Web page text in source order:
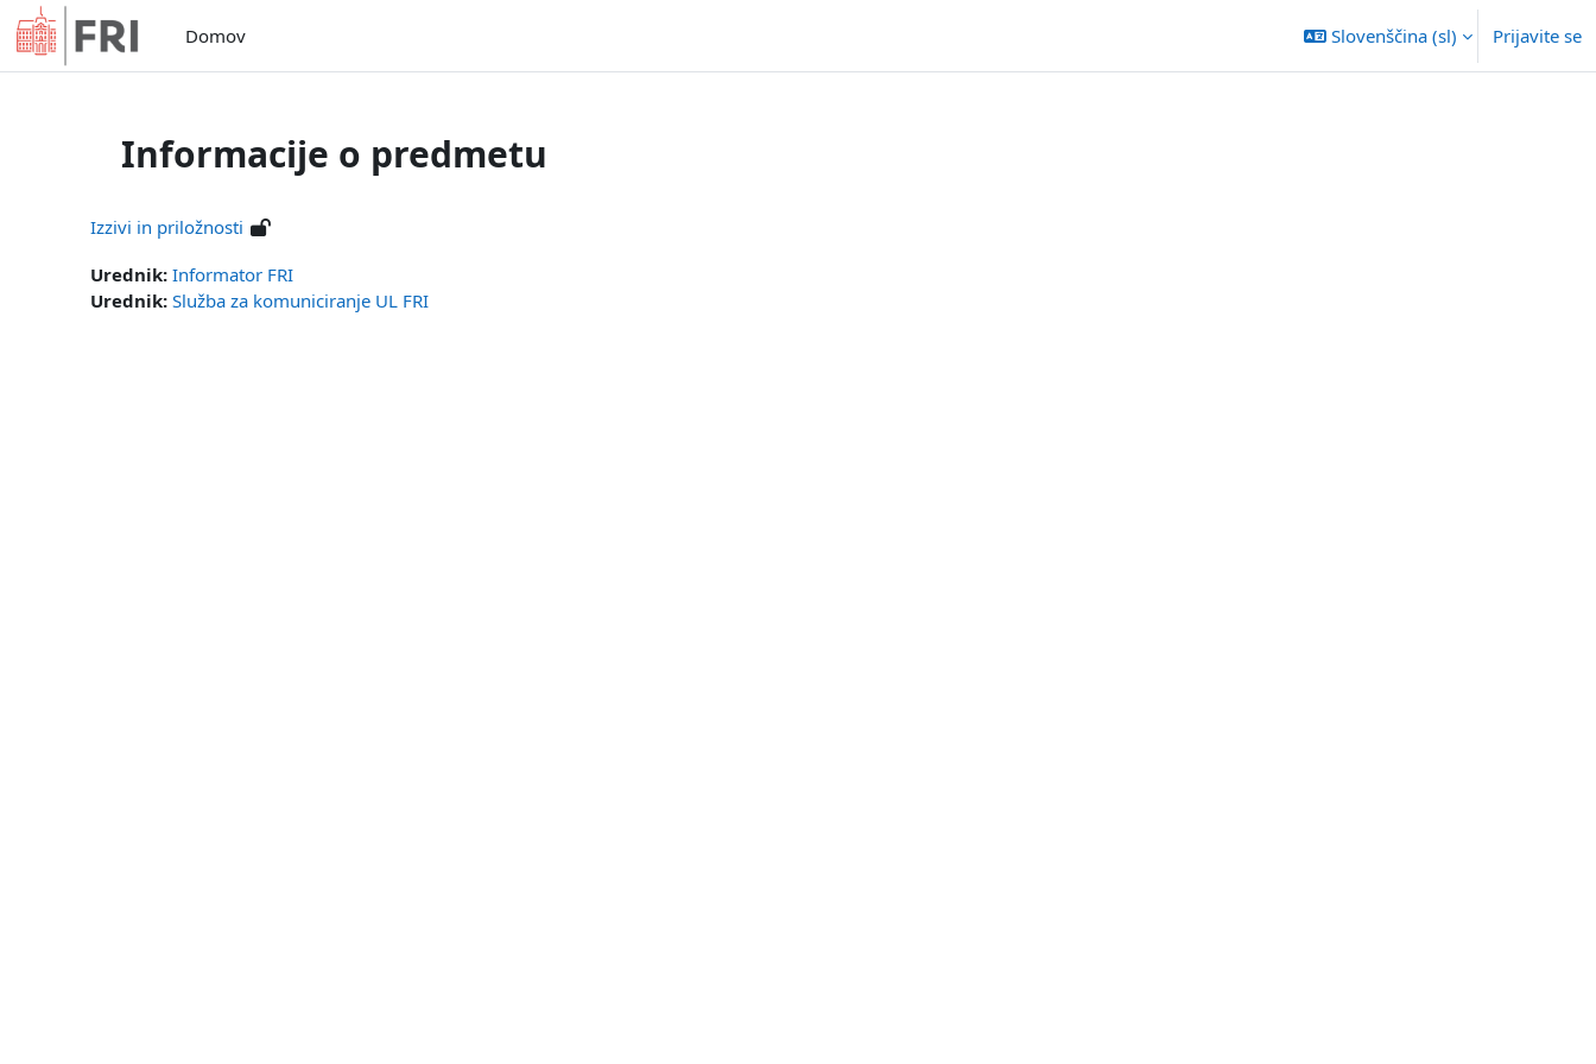
Preskoči na glavno vsebino
Domov
Slovenščina ‎(sl)‎ Prijavite se
Informacije o predmetu
Izzivi in priložnosti
Urednik: Informator FRI
Urednik: Služba za komuniciranje UL FRI